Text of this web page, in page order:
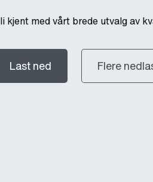
kjent med vårt brede utvalg av
Last ned Flere